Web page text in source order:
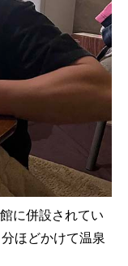
に併設されてい
ほどかけて温泉